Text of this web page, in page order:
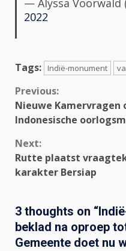
— Alyssa Voorwald
2022
Tags: Indië-monument
Continue
Reading
Previous:
Nieuwe Kamervragen
Indonesische
Next:
Rutte plaatst
karakter Bersiap
3 thoughts on “
beklad na oproep
Gemeente doet nu